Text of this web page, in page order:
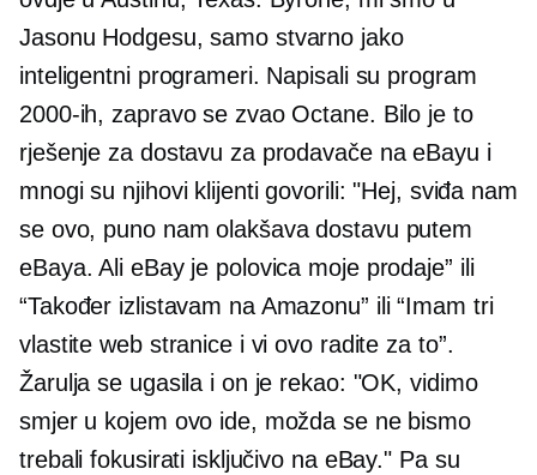
Jasonu Hodgesu, samo stvarno jako
inteligentni programeri. Napisali su program
2000-ih, zapravo se zvao Octane. Bilo je to
rješenje za dostavu za prodavače na eBayu i
mnogi su njihovi klijenti govorili: "Hej, sviđa nam
se ovo, puno nam olakšava dostavu putem
eBaya. Ali eBay je polovica moje prodaje” ili
“Također izlistavam na Amazonu” ili “Imam tri
vlastite web stranice i vi ovo radite za to”.
Žarulja se ugasila i on je rekao: "OK, vidimo
smjer u kojem ovo ide, možda se ne bismo
trebali fokusirati isključivo na eBay." Pa su